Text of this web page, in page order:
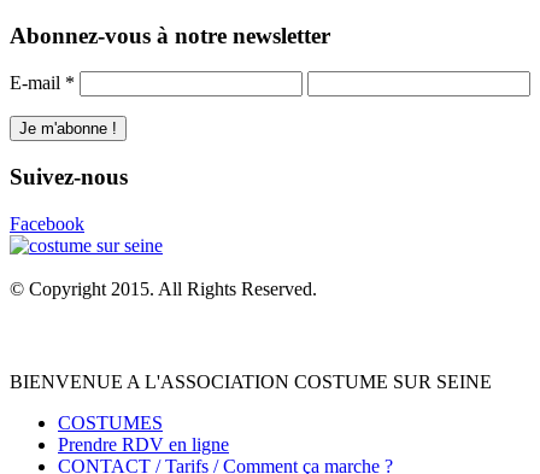
Abonnez-vous à notre newsletter
E-mail *
Suivez-nous
Facebook
© Copyright 2015. All Rights Reserved.
BIENVENUE A L'ASSOCIATION COSTUME SUR SEINE
COSTUMES
Prendre RDV en ligne
CONTACT / Tarifs / Comment ça marche ?